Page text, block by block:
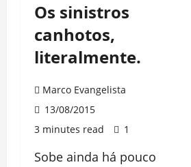
Os sinistros
canhotos,
literalmente.
Marco Evangelista
13/08/2015
3 minutes read
1
Sobe ainda há pouco